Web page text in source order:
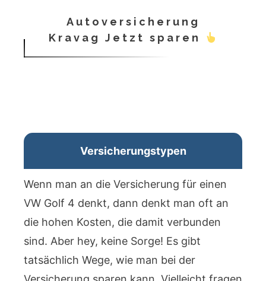
Autoversicherung
Kravag Jetzt sparen
Versicherungstypen
Wenn man an die Versicherung für einen
VW Golf 4 denkt, dann denkt man oft an
die hohen Kosten, die damit verbunden
sind. Aber hey, keine Sorge! Es gibt
tatsächlich Wege, wie man bei der